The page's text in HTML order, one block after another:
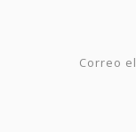
Correo